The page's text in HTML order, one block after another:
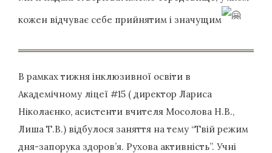
кожен відчуває себе прийнятим і значущим
В рамках тижня інклюзивної освіти в
Академічному ліцеї #15 ( директор Лариса
Ніколаєнко, асистенти вчителя Мосолова Н.В.,
Лиша Т.В.) відбулося заняття на тему “Твій режим
дня-запорука здоров’я. Рухова активність”. Учні